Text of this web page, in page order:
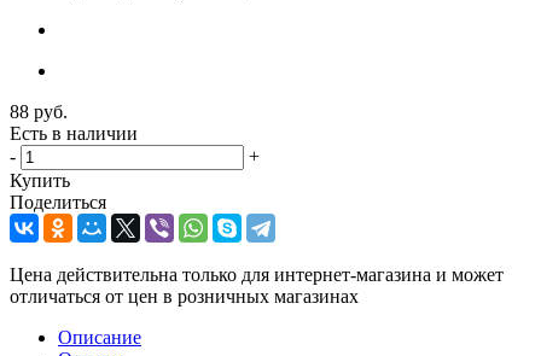
88 руб.
Есть в наличии
-
+
Купить
Поделиться
Цена действительна только для интернет-магазина и может
отличаться от цен в розничных магазинах
Описание